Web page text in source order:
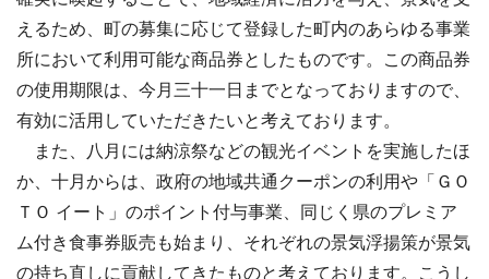
えるため、町の募集に応じて登録した町内のあらゆる事業
所において利用可能な商品券としたものです。この商品券
の使用期限は、今月三十一日までとなっておりますので、
有効に活用していただきたいと考えております。
また、八月には納涼祭などの観光イベントを実施したほ
か、十月からは、政府の地域共通クーポンの利用や「ＧＯ
ＴＯ イート」のポイント付与事業、同じく県のプレミア
ム付き食事券販売も始まり、それぞれの景気浮揚策が景気
の持ち直しに貢献してきたものと考えております。こうし